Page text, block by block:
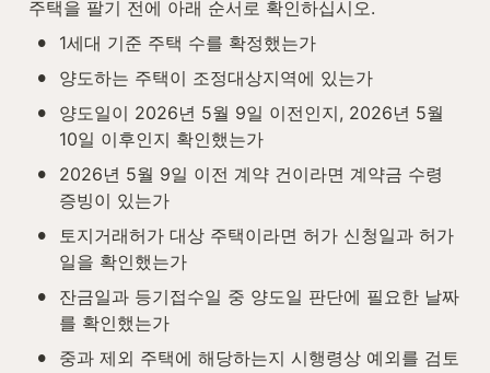
주택을 팔기 전에 아래 순서로 확인하십시오.
• 1세대 기준 주택 수를 확정했는가
• 양도하는 주택이 조정대상지역에 있는가
•
양도일이 2026년 5월 9일 이전인지, 2026년 5월
10일 이후인지 확인했는가
•
2026년 5월 9일 이전 계약 건이라면 계약금 수령
증빙이 있는가
•
토지거래허가 대상 주택이라면 허가 신청일과 허가
일을 확인했는가
•
잔금일과 등기접수일 중 양도일 판단에 필요한 날짜
를 확인했는가
•
중과 제외 주택에 해당하는지 시행령상 예외를 검토